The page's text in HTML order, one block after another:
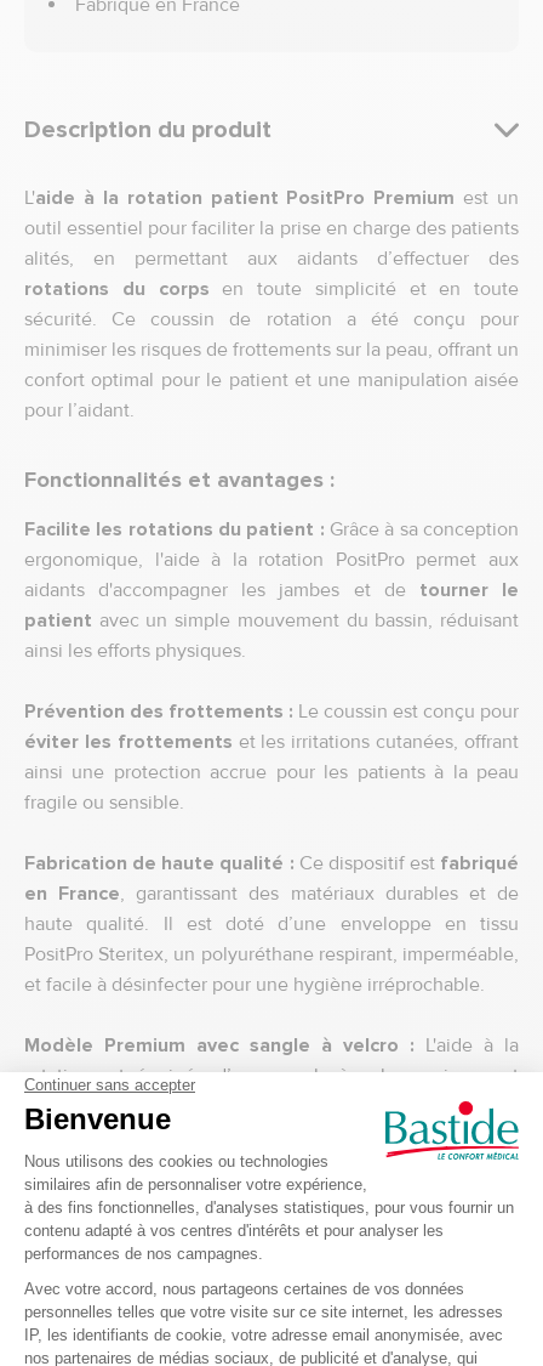
Fabriqué en France
Description du produit
L'aide à la rotation patient PositPro Premium est un
outil essentiel pour faciliter la prise en charge des patients
alités, en permettant aux aidants d’effectuer des
rotations du corps en toute simplicité et en toute
sécurité. Ce coussin de rotation a été conçu pour
minimiser les risques de frottements sur la peau, offrant un
confort optimal pour le patient et une manipulation aisée
pour l’aidant.
Fonctionnalités et avantages :
Facilite les rotations du patient : Grâce à sa conception
ergonomique, l'aide à la rotation PositPro permet aux
aidants d'accompagner les jambes et de tourner le
patient avec un simple mouvement du bassin, réduisant
ainsi les efforts physiques.
Prévention des frottements : Le coussin est conçu pour
éviter les frottements et les irritations cutanées, offrant
ainsi une protection accrue pour les patients à la peau
fragile ou sensible.
Fabrication de haute qualité : Ce dispositif est fabriqué
en France, garantissant des matériaux durables et de
haute qualité. Il est doté d’une enveloppe en tissu
PositPro Steritex, un polyuréthane respirant, imperméable,
et facile à désinfecter pour une hygiène irréprochable.
Modèle Premium avec sangle à velcro : L'aide à la
rotation est équipée d’une sangle à velcro qui permet
d’immobiliser le patient en position latérale. Cette sangle
se fixe solidement sur une barrière de lit, offrant ainsi un
maintien sécurisé durant les soins et manipulations.
Caractéristiques techniques :
Dimensions:Longueur 53 cm x Profondeur 43 cm x
Hauteur 12,5 cm